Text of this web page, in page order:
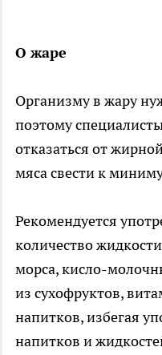
О жаре
Организму в жару
поэтому
отказаться от
мяса свести к
Рекомендуется
количество
морса, кисло-
из сухофруктов,
напитков, избегая
напитков и